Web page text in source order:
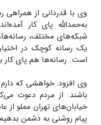
وی با قدردانی از همراهی
به‌حمدالله پای کار
شبکه‌های مختلف،
یک رسانه کوچک در
است. رسانه‌ها هم پای کار
وی افزود: خواهشی که
باشند. از مردم دعوت
خیابان‌های تهران مملو از
پیام روشنی به دشمن